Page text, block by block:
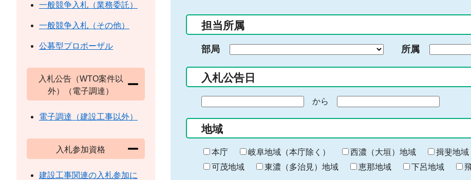
ー
入
力
担当所属
部局 所属
入札公告日
の
始
ま
り
から
終
わ
り
地域
本庁 岐阜地域（本庁除く） 西濃（大垣）地域 揖斐地域
可茂地域
東濃（多治見）地域 恵那地域 下呂地域
一般競争入札（業務委託）
一般競争入札（その他）
公募型プロポーザル
入札公告（WTO案件以
外）（電子調達）
電子調達（建設工事以外）
入札参加資格
建設工事関連の入札参加に